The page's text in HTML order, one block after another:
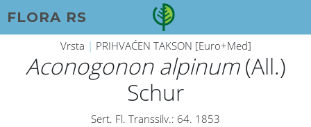
FLORA RS
Vrsta | PRIHVAĆEN TAKSON [Euro+Med]
Aconogonon alpinum(All.)
Schur
Sert. Fl. Transsilv.: 64. 1853